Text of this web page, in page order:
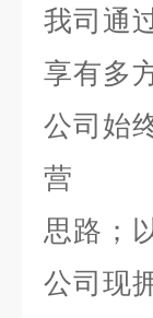
我司通
享有多
公司始
营
思路；
公司现